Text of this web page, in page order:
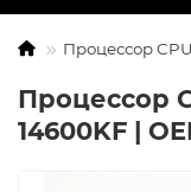
Процессор
Процессор
14600KF |